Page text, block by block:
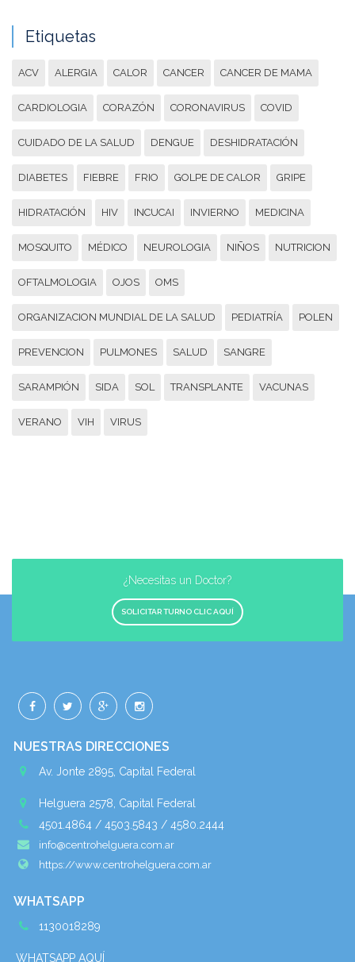
Etiquetas
ACV ALERGIA CALOR CANCER CANCER DE MAMA
CARDIOLOGIA CORAZÓN CORONAVIRUS COVID
CUIDADO DE LA SALUD DENGUE DESHIDRATACIÓN
DIABETES FIEBRE FRIO GOLPE DE CALOR GRIPE
HIDRATACIÓN HIV INCUCAI INVIERNO MEDICINA
MOSQUITO MÉDICO NEUROLOGIA NIÑOS NUTRICION
OFTALMOLOGIA OJOS OMS
ORGANIZACION MUNDIAL DE LA SALUD PEDIATRÍA POLEN
PREVENCION PULMONES SALUD SANGRE
SARAMPIÓN SIDA SOL TRANSPLANTE VACUNAS
VERANO VIH VIRUS
¿Necesitas un Doctor?
SOLICITAR TURNO CLIC AQUÍ
NUESTRAS DIRECCIONES
Av. Jonte 2895, Capital Federal
Helguera 2578, Capital Federal
4501.4864 / 4503.5843 / 4580.2444
info@centrohelguera.com.ar
https://www.centrohelguera.com.ar
WHATSAPP
1130018289
WHATSAPP AQUÍ